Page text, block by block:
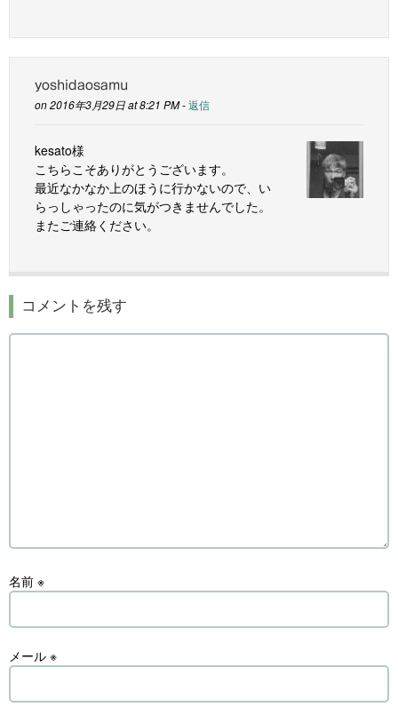
yoshidaosamu
on 2016年3月29日 at 8:21 PM -返信
kesato様
こちらこそありがとうございます。
最近なかなか上のほうに行かないので、い
らっしゃったのに気がつきませんでした。
またご連絡ください。
コメントを残す
名前 ※
メール ※